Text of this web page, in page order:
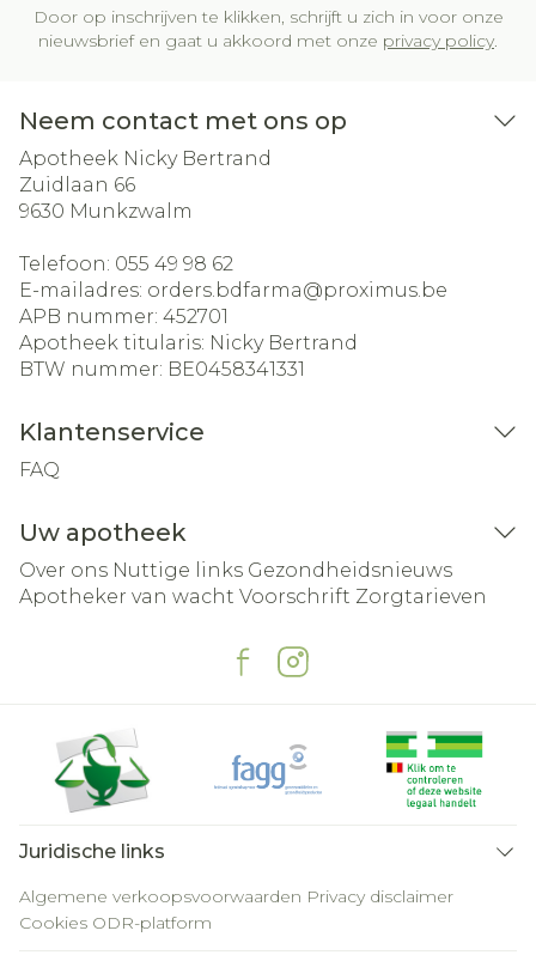
Door op inschrijven te klikken, schrijft u zich in voor onze
nieuwsbrief en gaat u akkoord met onze privacy policy.
Neem contact met ons op
Apotheek Nicky Bertrand
Zuidlaan 66
9630 Munkzwalm
Telefoon: 055 49 98 62
E-mailadres: orders.bdfarma@proximus.be
APB nummer: 452701
Apotheek titularis: Nicky Bertrand
BTW nummer: BE0458341331
Klantenservice
FAQ
Uw apotheek
Over ons Nuttige links Gezondheidsnieuws
Apotheker van wacht Voorschrift Zorgtarieven
Juridische links
Algemene verkoopsvoorwaarden Privacy disclaimer
Cookies ODR-platform